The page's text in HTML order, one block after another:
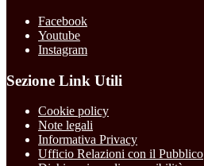
Facebook
Youtube
Instagram
Sezione Link Utili
Cookie policy
Note legali
Informativa Privacy
Ufficio Relazioni con il Pubblico